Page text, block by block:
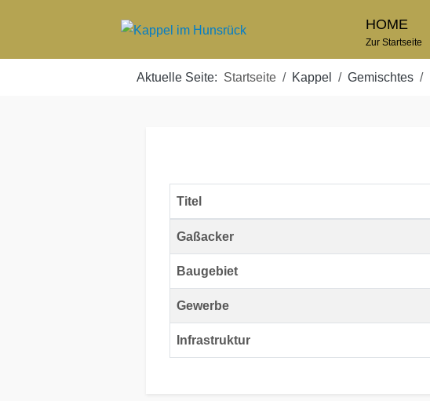
HOME
Zur Startseite
Aktuelle Seite: Startseite Kappel Gemischtes
Beiträge
Titel
Gaßacker
Baugebiet
Gewerbe
Infrastruktur